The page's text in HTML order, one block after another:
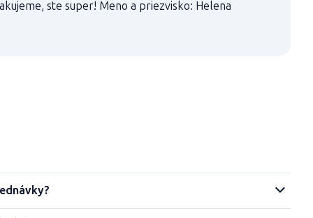
ste super! Meno a priezvisko: Helena